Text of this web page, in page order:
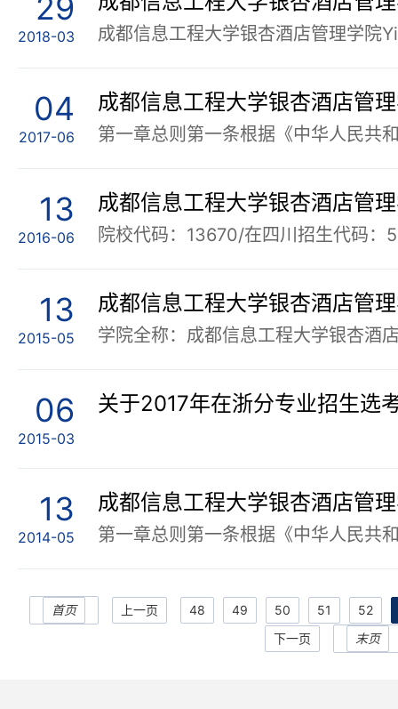
29
2018-03
04
2017-06
成都信息工程大学银杏酒店管
13
2016-06
成都信息工程大学银杏酒店管
13
2015-05
成都信息工程大学银杏酒店管
06
2015-03
关于2017年在浙分专业招生选
13
2014-05
首页 上一页 48 49 50 51
52
下一页
末页